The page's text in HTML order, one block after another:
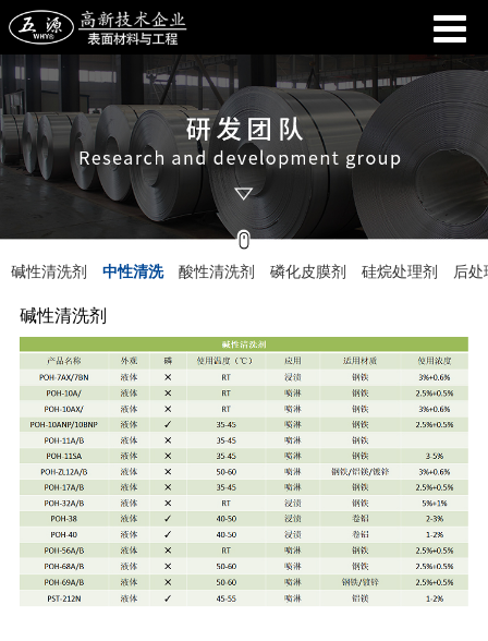
碱性清洗剂 中性清洗 酸性清洗剂 磷化皮膜剂 硅烷处理剂 后
碱性清洗剂